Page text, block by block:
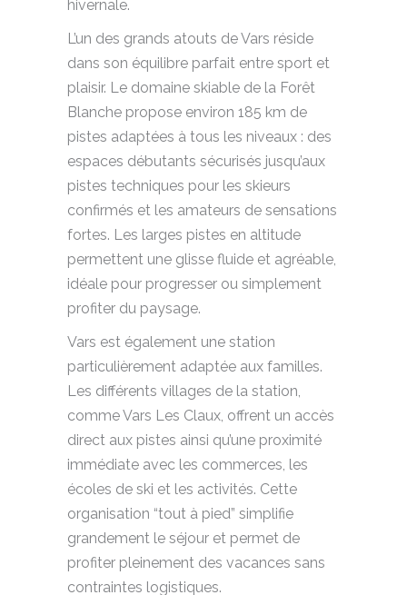
hivernale.
L’un des grands atouts de Vars réside
dans son équilibre parfait entre sport et
plaisir. Le domaine skiable de la Forêt
Blanche propose environ 185 km de
pistes adaptées à tous les niveaux : des
espaces débutants sécurisés jusqu’aux
pistes techniques pour les skieurs
confirmés et les amateurs de sensations
fortes. Les larges pistes en altitude
permettent une glisse fluide et agréable,
idéale pour progresser ou simplement
profiter du paysage.
Vars est également une station
particulièrement adaptée aux familles.
Les différents villages de la station,
comme Vars Les Claux, offrent un accès
direct aux pistes ainsi qu’une proximité
immédiate avec les commerces, les
écoles de ski et les activités. Cette
organisation “tout à pied” simplifie
grandement le séjour et permet de
profiter pleinement des vacances sans
contraintes logistiques.